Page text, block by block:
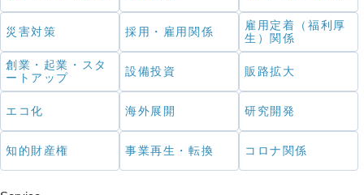
災害対策 採用・雇用関係
雇用定着（福利厚
生）関係
創業・起業・スタ
ートアップ
設備投資 販路拡大
エコ化 海外展開 研究開発
知的財産権 事業再生・転換 コロナ関係